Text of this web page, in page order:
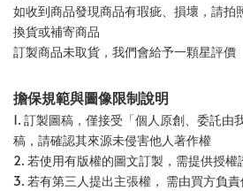
如收到商品發現商品有瑕疵、損壞，請拍
換貨或補寄商品
訂製商品未取貨，我們會給予一顆星評價
擔保規範與圖像限制說明
1. 訂製圖稿，僅接受「個人原創、委託由
稿，請確認其來源未侵害他人著作權
2. 若使用有版權的圖文訂製，需提供授權
3. 若有第三人提出主張權， 需由買方負